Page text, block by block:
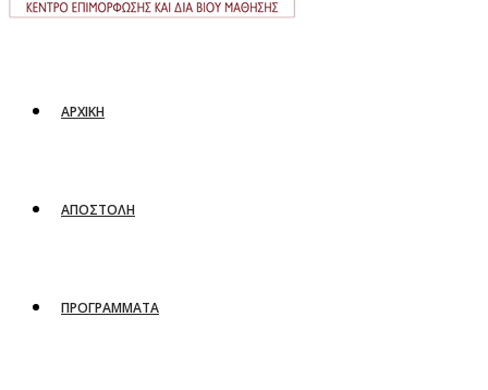
ΑΡΧΙΚΗ
ΑΠΟΣΤΟΛΗ
ΠΡΟΓΡΑΜΜΑΤΑ